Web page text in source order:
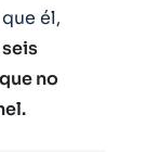
él,
no